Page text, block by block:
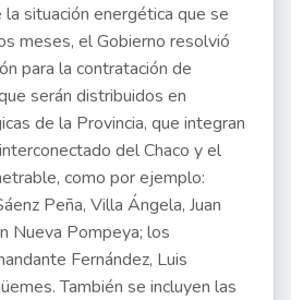
situación energética que se
meses, el Gobierno resolvió
para la contratación de
serán distribuidos en
de la Provincia, que integran
del Chaco y el
como por ejemplo:
Peña, Villa Ángela, Juan
Nueva Pompeya; los
Fernández, Luis
También se incluyen las